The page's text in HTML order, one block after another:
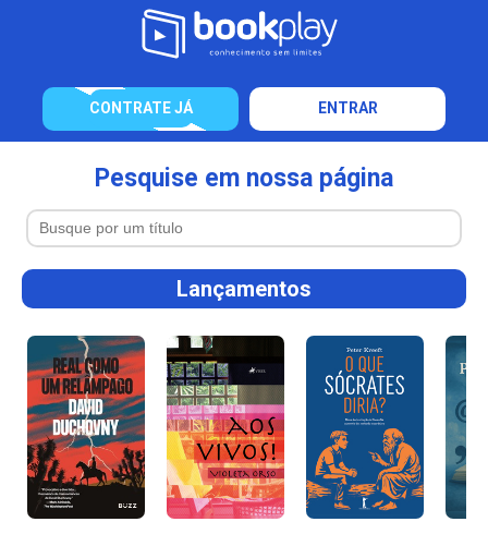
CONTRATE JÁ ENTRAR
Pesquise em nossa página
Lançamentos